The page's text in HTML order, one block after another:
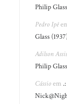
Philip
Pedro Ipê
Glass
Adilson Assis
Philip
Cássioem